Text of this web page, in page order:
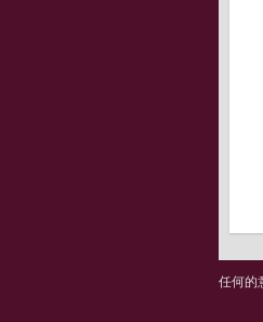
任何的